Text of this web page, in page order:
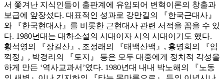
서 쫓겨난 지식인들이 출판계에 유입되어 변혁이론의 창출과
보급에 앞장섰다. 대표적인 성과로 강만길의 『한국근대사』
와 『한국현대사』를 비롯한 근현대사 관련 서적을 꼽을 수 있
다. 1980년대는 대하소설의 시대이자 시의 시대이기도 했다.
황석영의 『장길산』, 조정래의 『태백산맥』, 홍명희의 『임
꺽정』, 박경리의 『토지』 등은 모두 대중에게 정치적 각성을
하게 만든 ‘역사교과서’였다. 1980년대 내내 박노해의 『노동